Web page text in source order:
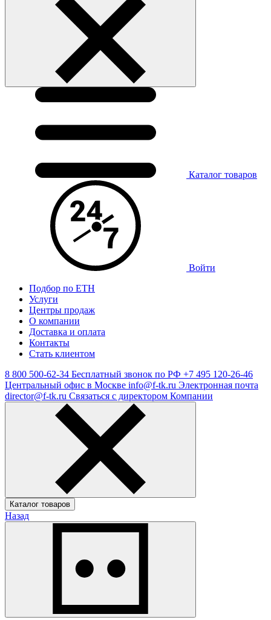
Каталог товаров
Войти
Подбор по ЕТН
Услуги
Центры продаж
О компании
Доставка и оплата
Контакты
Стать клиентом
8 800 500-62-34 Бесплатный звонок по РФ +7 495 120-26-46
Центральный офис в Москве info@f-tk.ru Электронная почта
director@f-tk.ru Связаться с директором Компании
Каталог товаров
Назад